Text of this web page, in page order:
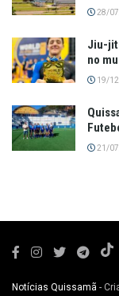
28/
Jiu-
no
19/
21/
Notícias Quissamã -